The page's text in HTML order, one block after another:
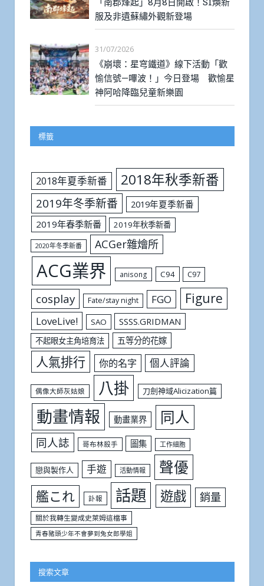
服及非遺蘇繡外觀新登場
31/07/2026
《崩壞：星穹鐵道》線下活動「歡
愉信號—嗶波！」今日登場 歡愉星
神阿哈降臨兒童新樂園
標籤
2018年夏季新番 2018年秋季新番
2019年冬季新番
2019年夏季新番
2019年春季新番
2019年秋季新番
2020年冬季新番 ACGer雜燴所
ACG業界 anisong C94 C97
cosplay Fate/stay night FGO Figure
LoveLive! SAO SSSS.GRIDMAN
不起眼女主角培育法 五等分的花嫁
人氣排行 你的名字 個人評論
偶像大師灰姑娘 八掛 刀劍神域Alicization篇
動畫情報 動畫業界 同人
同人誌 哥布林殺手 圖集 工作細胞
戀與製作人 手遊 活動情報 聲優
艦これ 訃報 話題 遊戲 銷量
關於我轉生變成史萊姆這檔事
青春豬頭少年不會夢到兔女郎學姐
搜索文章